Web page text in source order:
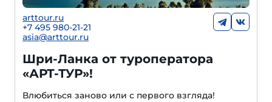
arttour.ru
+7 495 980-21-21
asia@arttour.ru
Шри-Ланка от туроператора
«АРТ-ТУР»!
Влюбиться заново или с первого взгляда!